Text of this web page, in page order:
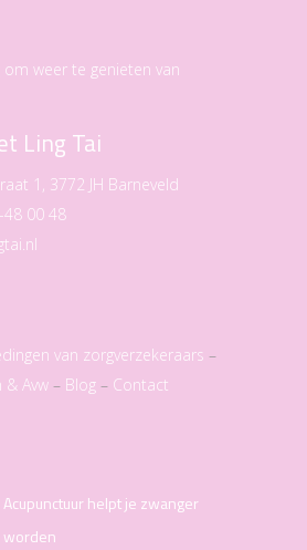
om weer te genieten van
Ling Tai
1, 3772 JH Barneveld
48 00 48
van zorgverzekeraars –
& Avw – Blog – Contact
Acupunctuur helpt je zwanger
worden